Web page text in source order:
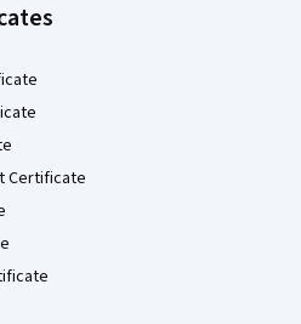
Certificate